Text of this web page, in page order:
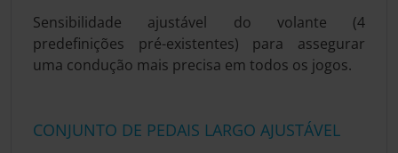
Sensibilidade ajustável do volante (4
predefinições pré-existentes) para assegurar
uma condução mais precisa em todos os jogos.
CONJUNTO DE PEDAIS LARGO AJUSTÁVEL